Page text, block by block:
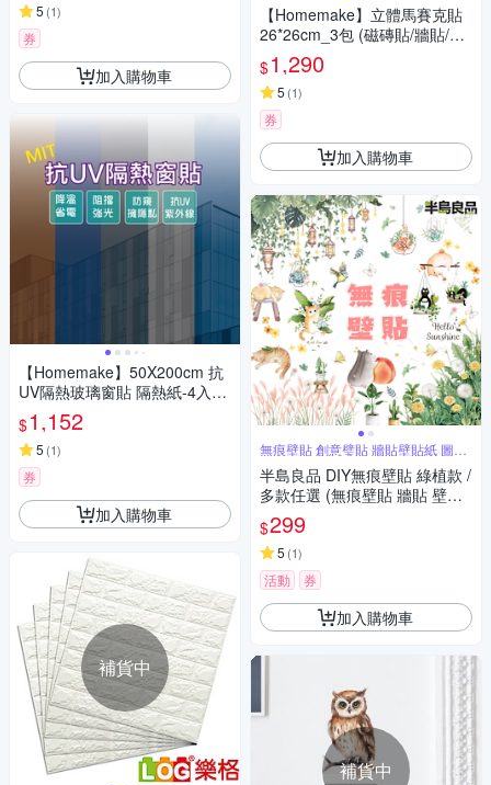
5 (1)
券
加入購物車
【Homemake】50X200cm 抗
UV隔熱玻璃窗貼 隔熱紙-4入
(防窺/降溫/隔熱/抗紫外線)
$1,152
5 (1)
券
加入購物車
補貨中
【Homemake】立體馬賽克貼
26*26cm_3包 (磁磚貼/牆貼/防
水防潮)
$1,290
5 (1)
券
加入購物車
無痕壁貼 創意璧貼 牆貼壁貼紙 圖案
豐富
半島良品 DIY無痕壁貼 綠植款 /
多款任選 (無痕壁貼 牆貼 壁貼
紙 創意璧貼)
$299
5 (1)
活動 券
加入購物車
補貨中